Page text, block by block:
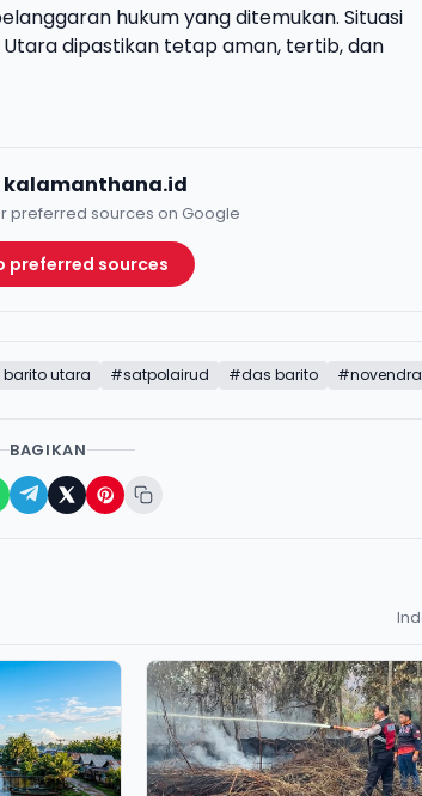
hukum yang ditemukan. Situasi
dipastikan tetap aman, tertib, dan
kalamanthana.id
preferred sources on Google
preferred sources
utara #satpolairud #das barito #novendra
BAGIKAN